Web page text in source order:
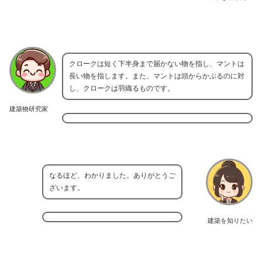
建築物研究家
クロークは短く下半身まで届かない物を指し、マントは
長い物を指します。また、マントは頭からかぶるのに対
し、クロークは羽織るものです。
建築を知りたい
なるほど、わかりました。ありがとうご
ざいます。